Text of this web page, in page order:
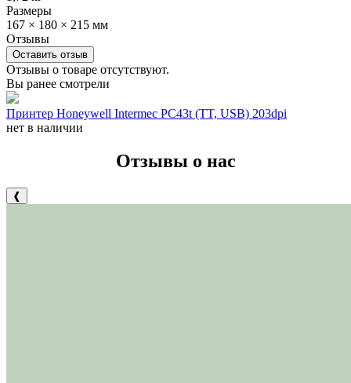
Размеры
167 × 180 × 215 мм
Отзывы
Оставить отзыв
Отзывы о товаре отсутствуют.
Вы ранее смотрели
Принтер Honeywell Intermec PC43t (TT, USB) 203dpi
нет в наличии
Отзывы о нас
❰